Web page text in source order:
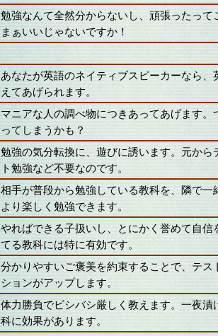
勉強なんて全然分からないし、頑張ったっ
まぁいいじゃないですか！
あなたが英語のネイティブスピーカーなら
えてあげられます。
マニアな人の調べ物につきあってあげます
ってしまうかも？
勉強の気分転換に、遊びに誘います。元か
ト勉強など不要なのです。
相手が普段から勉強している教科を、隣で
より楽しく勉強できます。
やればできる子扱いし、とにかく誉めて自
てる教科には特に有効です。
分かりやすいご褒美を約束することで、テ
ションがアップします。
体力勝負でビシバシ厳しく教えます。一夜
科に効果があります。